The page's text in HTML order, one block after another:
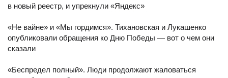
в новый реестр, и упрекнули «Яндекс»
«Не вайне» и «Мы гордимся». Тихановская и Лукашенко
опубликовали обращения ко Дню Победы — вот о чем они
сказали
«Беспредел полный». Люди продолжают жаловаться